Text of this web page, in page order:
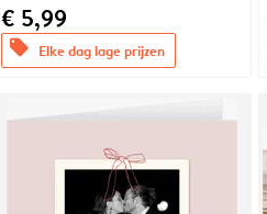
€ 5,99
offers Elke dag lage prijzen